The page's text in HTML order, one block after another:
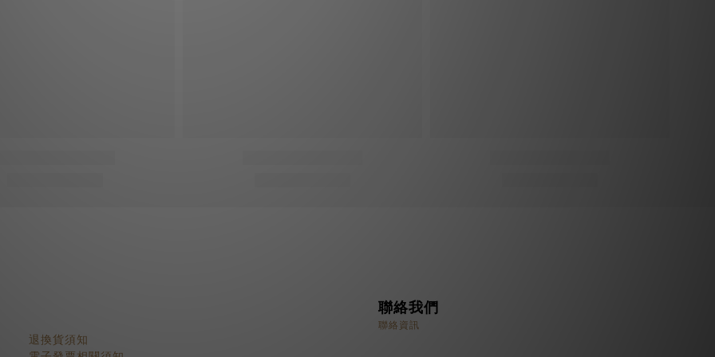
退換貨須知
聯絡我們
聯絡資訊